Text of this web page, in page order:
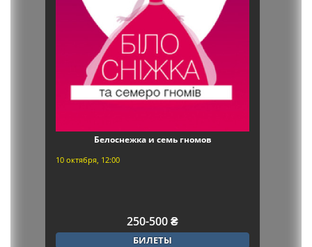
Белоснежка и семь гномов
10 октября, 12:00
250-500 ₴
БИЛЕТЫ